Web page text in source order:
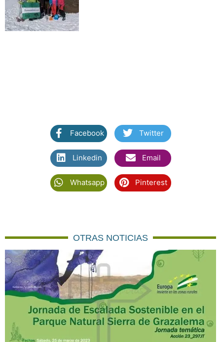
Facebook Twitter
Linkedin Email
Whatsapp Pinterest
OTRAS NOTICIAS